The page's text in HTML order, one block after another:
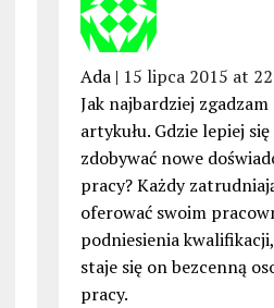
Ada | 15 lipca 2015 at
Jak najbardziej
artykułu. Gdzie lepiej
zdobywać nowe
pracy? Każdy
oferować swoim
podniesienia
staje się on bezcenną
pracy.